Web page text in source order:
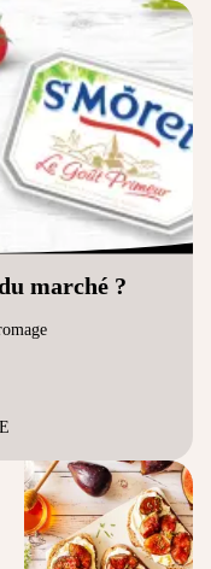
marché ?